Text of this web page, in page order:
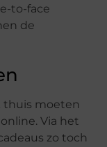
to-face
de
thuis moeten
Via het
zo toch